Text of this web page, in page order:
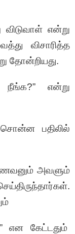
என்று
விசாரித்த
தோன்றியது.
என்று
பதிலில்
அவளும்
என கேட்டதும்